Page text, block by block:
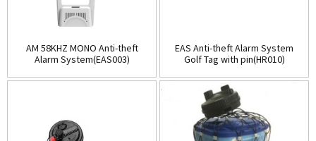
AM 58KHZ MONO Anti-theft
Alarm System(EAS003)
EAS Anti-theft Alarm System
Golf Tag with pin(HR010)